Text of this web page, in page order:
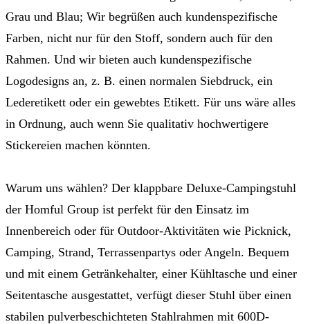
Grau und Blau; Wir begrüßen auch kundenspezifische
Farben, nicht nur für den Stoff, sondern auch für den
Rahmen. Und wir bieten auch kundenspezifische
Logodesigns an, z. B. einen normalen Siebdruck, ein
Lederetikett oder ein gewebtes Etikett. Für uns wäre alles
in Ordnung, auch wenn Sie qualitativ hochwertigere
Stickereien machen könnten.
Warum uns wählen? Der klappbare Deluxe-Campingstuhl
der Homful Group ist perfekt für den Einsatz im
Innenbereich oder für Outdoor-Aktivitäten wie Picknick,
Camping, Strand, Terrassenpartys oder Angeln. Bequem
und mit einem Getränkehalter, einer Kühltasche und einer
Seitentasche ausgestattet, verfügt dieser Stuhl über einen
stabilen pulverbeschichteten Stahlrahmen mit 600D-